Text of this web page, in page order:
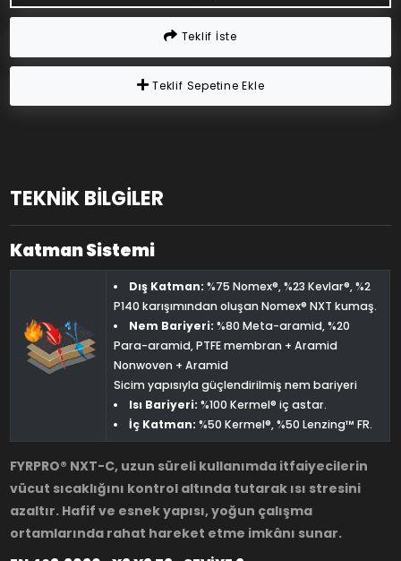
Teklif İste
Teklif Sepetine Ekle
TEKNİK BİLGİLER
Katman Sistemi
Dış Katman: %75 Nomex®, %23 Kevlar®, %2
P140 karışımından oluşan Nomex®️ NXT kumaş.
Nem Bariyeri: %80 Meta-aramid, %20
Para-aramid, PTFE membran + Aramid
Nonwoven + Aramid
Sicim yapısıyla güçlendirilmiş nem bariyeri
Isı Bariyeri: %100 Kermel® iç astar.
İç Katman: %50 Kermel®, %50 Lenzing™ FR.
FYRPRO® NXT-C, uzun süreli kullanımda itfaiyecilerin
vücut sıcaklığını kontrol altında tutarak ısı stresini
azaltır. Hafif ve esnek yapısı, yoğun çalışma
ortamlarında rahat hareket etme imkânı sunar.